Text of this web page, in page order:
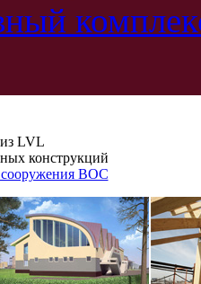
LVL
конструкций
ВОС